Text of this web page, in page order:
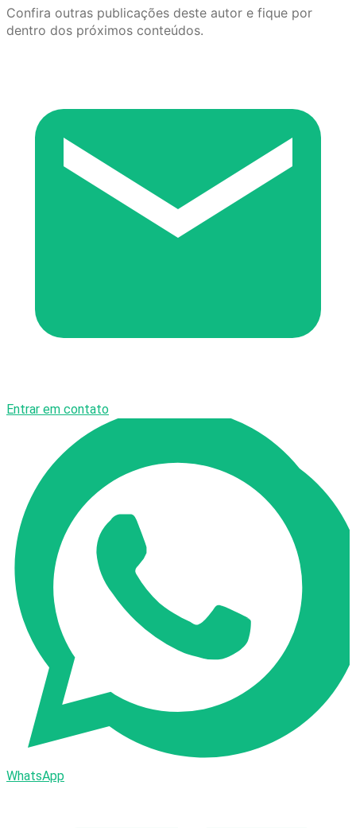
Confira outras publicações deste autor e fique por
dentro dos próximos conteúdos.
Entrar em contato
WhatsApp